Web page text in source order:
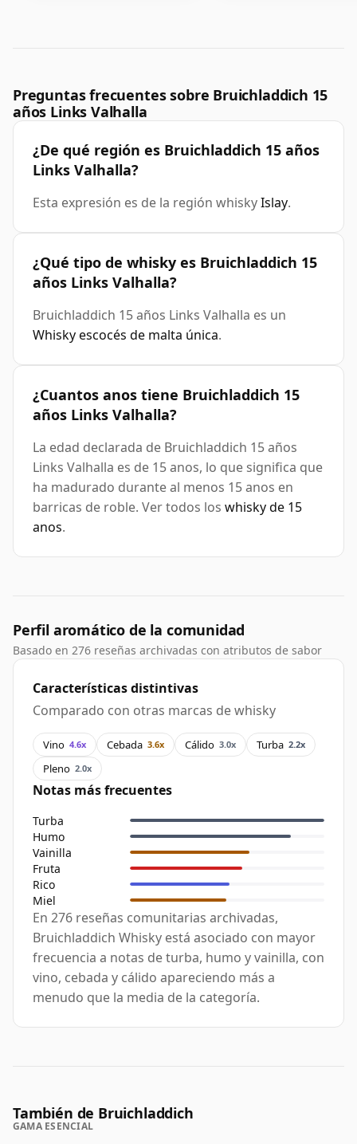
Preguntas frecuentes sobre Bruichladdich 15
años Links Valhalla
¿De qué región es Bruichladdich 15 años
Links Valhalla?
Esta expresión es de la región whiskyIslay.
¿Qué tipo de whisky es Bruichladdich 15
años Links Valhalla?
Bruichladdich 15 años Links Valhalla es un
Whisky escocés de malta única.
¿Cuantos anos tiene Bruichladdich 15
años Links Valhalla?
La edad declarada de Bruichladdich 15 años
Links Valhalla es de 15 anos, lo que significa que
ha madurado durante al menos 15 anos en
barricas de roble. Ver todos los whisky de 15
anos.
Perfil aromático de la comunidad
Basado en 276 reseñas archivadas con atributos de sabor
Características distintivas
Comparado con otras marcas de whisky
Vino 4.6x Cebada 3.6x Cálido 3.0x Turba 2.2x
Pleno 2.0x
Notas más frecuentes
Turba
Humo
Vainilla
Fruta
Rico
Miel
En 276 reseñas comunitarias archivadas,
Bruichladdich Whisky está asociado con mayor
frecuencia a notas de turba, humo y vainilla, con
vino, cebada y cálido apareciendo más a
menudo que la media de la categoría.
También de Bruichladdich
GAMA ESENCIAL